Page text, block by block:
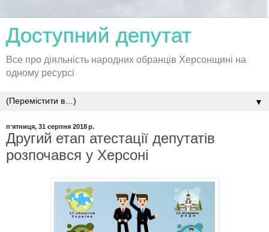
Доступний депутат
Все про діяльність народних обранців Херсонщині на
одному ресурсі
▼
пʼятниця, 31 серпня 2018 р.
Другий етап атестації депутатів
розпочався у Херсоні